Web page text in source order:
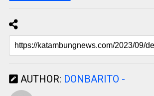
AUTHOR: DONBARITO -